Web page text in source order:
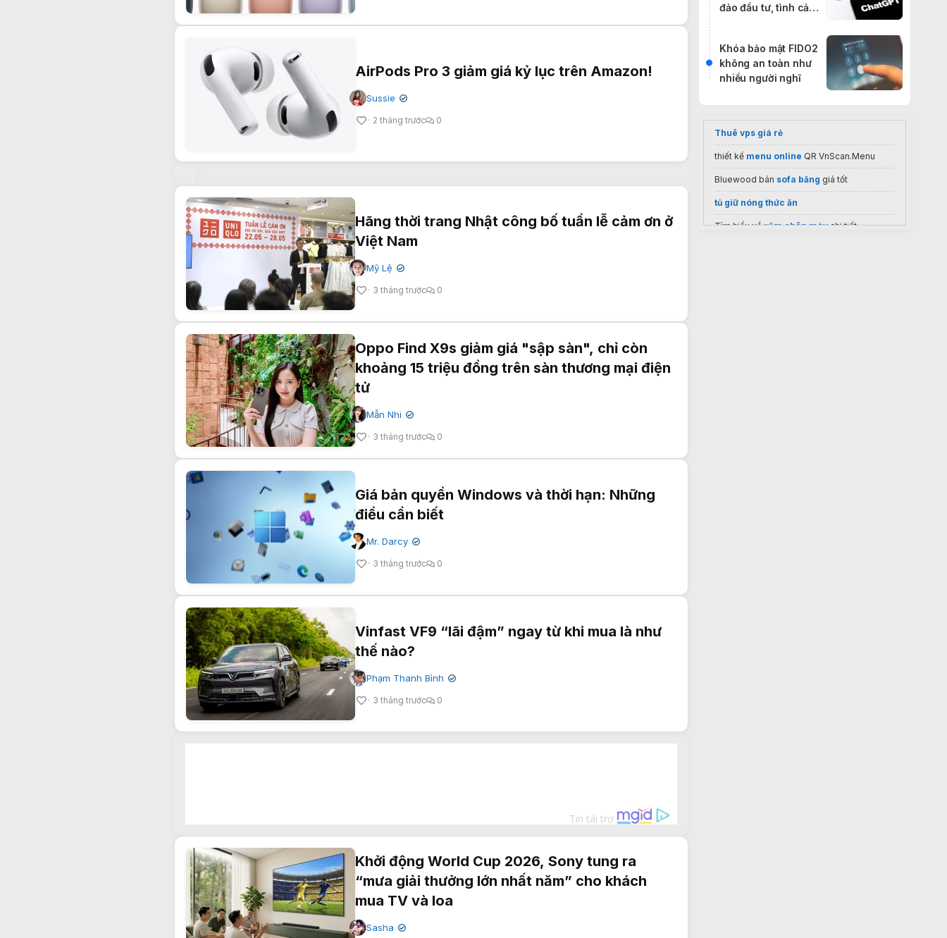
AirPods Pro 3 giảm giá kỷ lục trên Amazon!
Sussie ✔
2 tháng trước 0
Hãng thời trang Nhật công bố tuần lễ cảm ơn ở
Việt Nam
Mỹ Lệ ✔
3 tháng trước 0
Oppo Find X9s giảm giá "sập sàn", chỉ còn
khoảng 15 triệu đồng trên sàn thương mại điện
tử
Mẫn Nhi ✔
3 tháng trước 0
Giá bản quyền Windows và thời hạn: Những
điều cần biết
Mr. Darcy ✔
3 tháng trước 0
Vinfast VF9 “lãi đậm” ngay từ khi mua là như
thế nào?
Phạm Thanh Bình ✔
3 tháng trước 0
Khởi động World Cup 2026, Sony tung ra
“mưa giải thưởng lớn nhất năm” cho khách
mua TV và loa
Sasha ✔
đảo đầu tư, tình cảm
Khóa bảo mật FIDO2
không an toàn như
nhiều người nghĩ
Thuê vps giá rẻ
thiết kế menu online QR VnScan.Menu
Bluewood bán sofa băng giá tốt
tủ giữ nóng thức ăn
Tìm hiểu vềxăm chân màychi tiết